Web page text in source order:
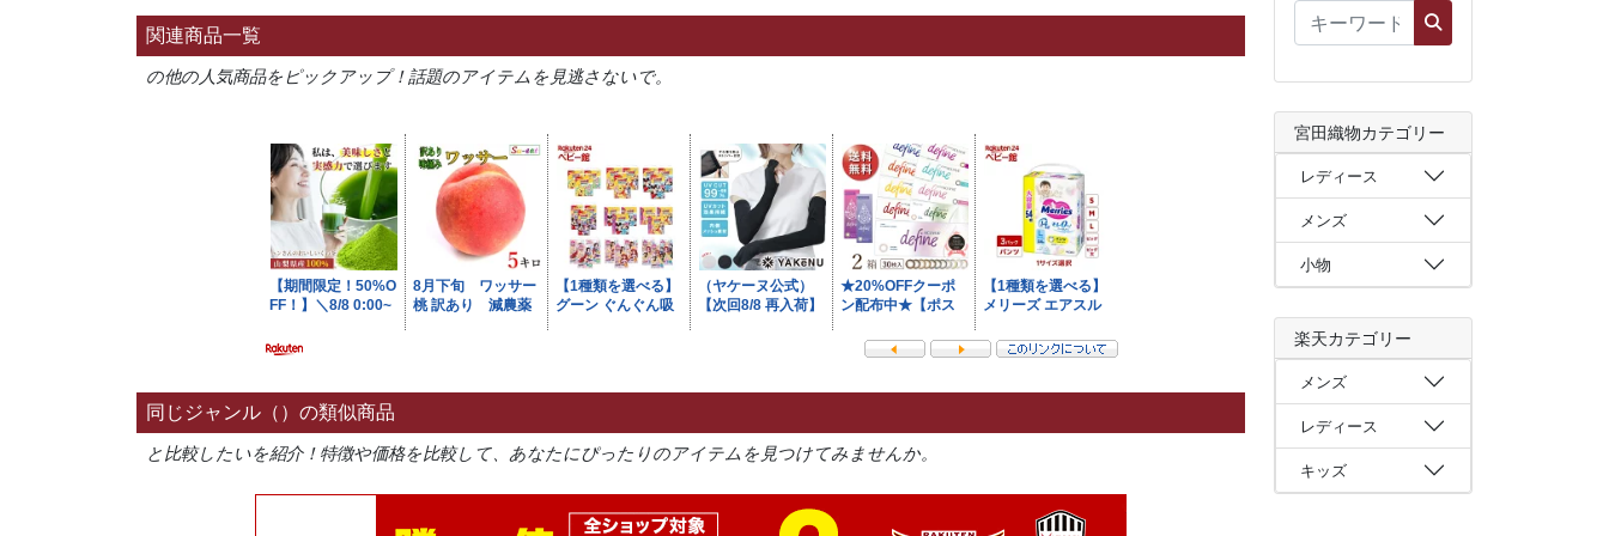
関連商品一覧
の他の人気商品をピックアップ！話題のアイテムを見逃さないで。
同じジャンル（）の類似商品
と比較したいを紹介！特徴や価格を比較して、あなたにぴったりのアイテムを見つけてみませんか。
宮田織物カテゴリー
レディース
メンズ
小物
楽天カテゴリー
メンズ
レディース
キッズ